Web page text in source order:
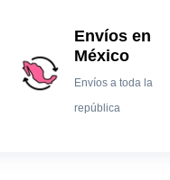
Envíos en
México
Envíos a toda la
república